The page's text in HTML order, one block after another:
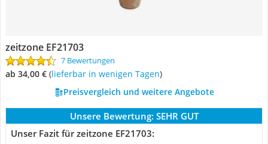
zeitzone EF21703
7 Bewertungen
ab 34,00 € ( Lieferbar in wenigen Tagen)
Preisvergleich und weitere Angebote
Unsere Bewertung: SEHR GUT
Unser Fazit für zeitzone EF21703: